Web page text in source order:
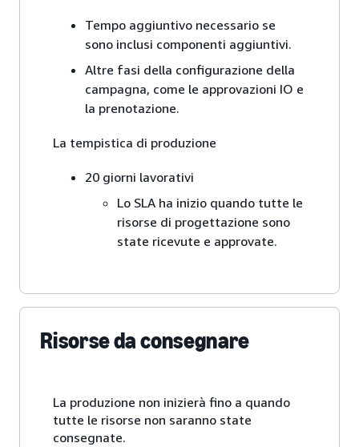
Tempo aggiuntivo necessario se
sono inclusi componenti aggiuntivi.
Altre fasi della configurazione della
campagna, come le approvazioni IO e
la prenotazione.
La tempistica di produzione
20 giorni lavorativi
Lo SLA ha inizio quando tutte le
risorse di progettazione sono
state ricevute e approvate.
Risorse da consegnare
La produzione non inizierà fino a quando
tutte le risorse non saranno state
consegnate.